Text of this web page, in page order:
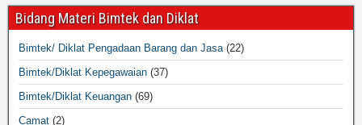
Bidang Materi Bimtek dan Diklat
Bimtek/ Diklat Pengadaan Barang dan Jasa(22)
Bimtek/Diklat Kepegawaian (37)
Bimtek/Diklat Keuangan (69)
Camat (2)